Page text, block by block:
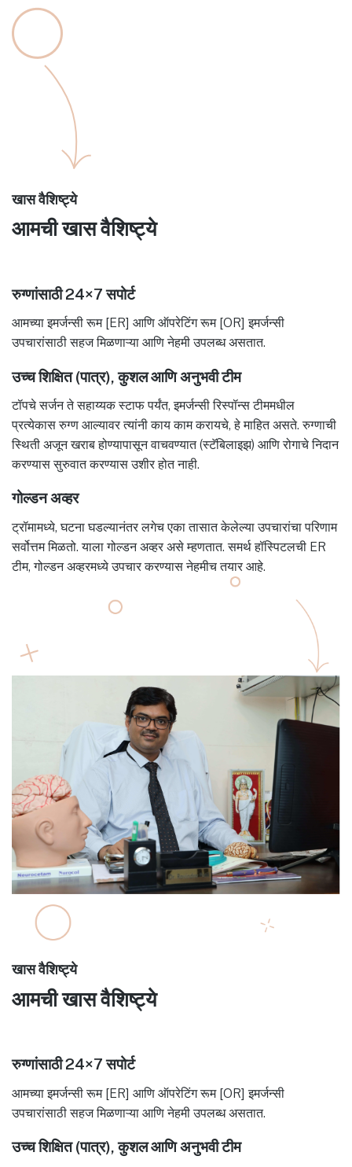
खास वैशिष्ट्ये
आमची खास वैशिष्ट्ये
रुग्णांसाठी 24×7 सपोर्ट
आमच्या इमर्जन्सी रूम [ER] आणि ऑपरेटिंग रूम [OR] इमर्जन्सी
उपचारांसाठी सहज मिळणाऱ्या आणि नेहमी उपलब्ध असतात.
उच्च शिक्षित (पात्र), कुशल आणि अनुभवी टीम
टॉपचे सर्जन ते सहाय्यक स्टाफ पर्यंत, इमर्जन्सी रिस्पॉन्स टीममधील
प्रत्येकास रुग्ण आल्यावर त्यांनी काय काम करायचे, हे माहित असते. रुग्णाची
स्थिती अजून खराब होण्यापासून वाचवण्यात (स्टॅबिलाइझ) आणि रोगाचे निदान
करण्यास सुरुवात करण्यास उशीर होत नाही.
गोल्डन अव्हर
ट्रॉमामध्ये, घटना घडल्यानंतर लगेच एका तासात केलेल्या उपचारांचा परिणाम
सर्वोत्तम मिळतो. याला गोल्डन अव्हर असे म्हणतात. समर्थ हॉस्पिटलची ER
टीम, गोल्डन अव्हरमध्ये उपचार करण्यास नेहमीच तयार आहे.
खास वैशिष्ट्ये
आमची खास वैशिष्ट्ये
रुग्णांसाठी 24×7 सपोर्ट
आमच्या इमर्जन्सी रूम [ER] आणि ऑपरेटिंग रूम [OR] इमर्जन्सी
उपचारांसाठी सहज मिळणाऱ्या आणि नेहमी उपलब्ध असतात.
उच्च शिक्षित (पात्र), कुशल आणि अनुभवी टीम